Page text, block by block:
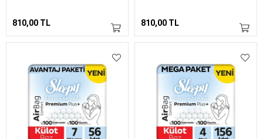
810,00 TL 810,00 TL